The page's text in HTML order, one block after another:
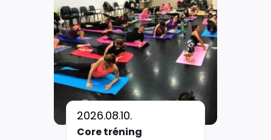
2026.08.10.
Core tréning